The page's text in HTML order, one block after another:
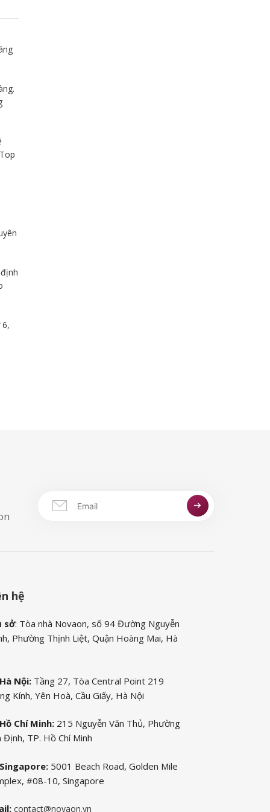
hệ
sở: Tòa nhà Novaon, số 94 Đường Nguyễn
Phường Thịnh Liệt, Quận Hoàng Mai, Hà
Nội:Tầng 27, Tòa Central Point 219
Kính, Yên Hoà, Cầu Giấy, Hà Nội
Chí Minh: 215 Nguyễn Văn Thủ, Phường
Định, TP. Hồ Chí Minh
5001 Beach Road, Golden Mile
#08-10, Singapore
contact@novaon.vn